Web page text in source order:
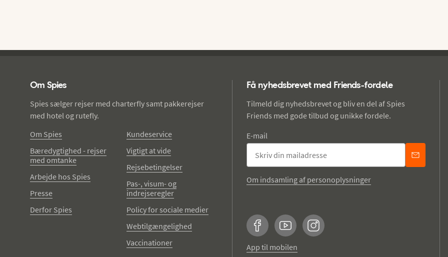
Om Spies
Spies sælger rejser med charterfly samt pakkerejser
med hotel og rutefly.
Om Spies
Bæredygtighed - rejser
med omtanke
Arbejde hos Spies
Presse
Derfor Spies
Kundeservice
Vigtigt at vide
Rejsebetingelser
Pas-, visum- og
indrejseregler
Policy for sociale medier
Webtilgængelighed
Vaccinationer
Få nyhedsbrevet med Friends-fordele
Tilmeld dig nyhedsbrevet og bliv en del af Spies
Friends med gode tilbud og unikke fordele.
E-mail
Om indsamling af personoplysninger
FacebookYouTubeInstagram
App til mobilen